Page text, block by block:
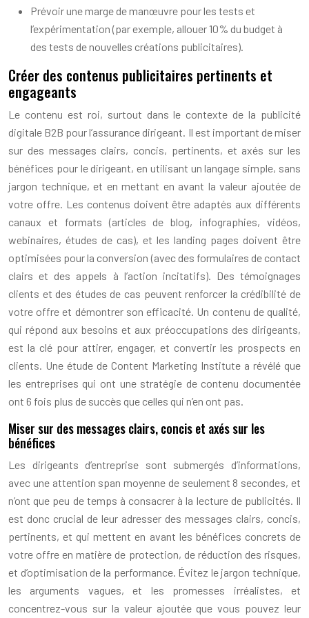
Prévoir une marge de manœuvre pour les tests et
l’expérimentation (par exemple, allouer 10% du budget à
des tests de nouvelles créations publicitaires).
Créer des contenus publicitaires pertinents et
engageants
Le contenu est roi, surtout dans le contexte de la publicité
digitale B2B pour l’assurance dirigeant. Il est important de miser
sur des messages clairs, concis, pertinents, et axés sur les
bénéfices pour le dirigeant, en utilisant un langage simple, sans
jargon technique, et en mettant en avant la valeur ajoutée de
votre offre. Les contenus doivent être adaptés aux différents
canaux et formats (articles de blog, infographies, vidéos,
webinaires, études de cas), et les landing pages doivent être
optimisées pour la conversion (avec des formulaires de contact
clairs et des appels à l’action incitatifs). Des témoignages
clients et des études de cas peuvent renforcer la crédibilité de
votre offre et démontrer son efficacité. Un contenu de qualité,
qui répond aux besoins et aux préoccupations des dirigeants,
est la clé pour attirer, engager, et convertir les prospects en
clients. Une étude de Content Marketing Institute a révélé que
les entreprises qui ont une stratégie de contenu documentée
ont 6 fois plus de succès que celles qui n’en ont pas.
Miser sur des messages clairs, concis et axés sur les
bénéfices
Les dirigeants d’entreprise sont submergés d’informations,
avec une attention span moyenne de seulement 8 secondes, et
n’ont que peu de temps à consacrer à la lecture de publicités. Il
est donc crucial de leur adresser des messages clairs, concis,
pertinents, et qui mettent en avant les bénéfices concrets de
votre offre en matière de protection, de réduction des risques,
et d’optimisation de la performance. Évitez le jargon technique,
les arguments vagues, et les promesses irréalistes, et
concentrez-vous sur la valeur ajoutée que vous pouvez leur